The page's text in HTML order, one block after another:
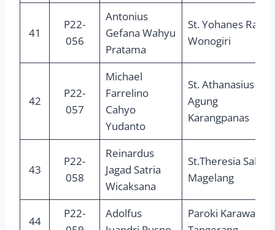
41
P22-
056
Antonius
Gefana Wahyu
Pratama
St. Yohanes Rasul
Wonogiri
42
P22-
057
Michael
Farrelino
Cahyo
Yudanto
St. Athanasius
Agung
Karangpanas
43
P22-
058
Reinardus
Jagad Satria
Wicaksana
St.Theresia Salam
Magelang
44
P22-
Adolfus
Paroki Karawaci,